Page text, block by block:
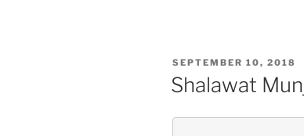
POSTED
ON
SEPTEMBER 10, 2018
Shalawat